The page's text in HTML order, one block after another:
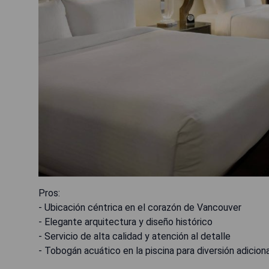
Pros:
- Ubicación céntrica en el corazón de Vancouver
- Elegante arquitectura y diseño histórico
- Servicio de alta calidad y atención al detalle
- Tobogán acuático en la piscina para diversión